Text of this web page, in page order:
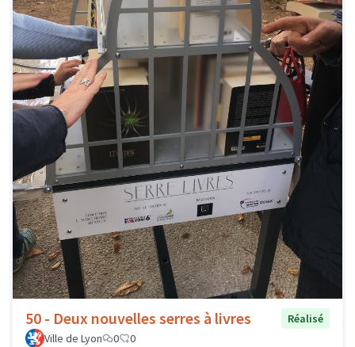
50 - Deux nouvelles serres à livres
Réalisé
Ville de Lyon
0 0